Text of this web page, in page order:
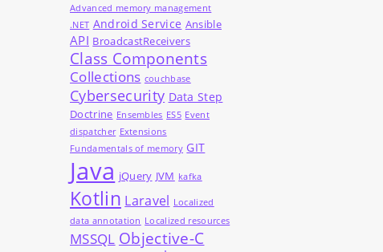
Advanced memory management
.NET Android Service Ansible
API BroadcastReceivers
Class Components
Collections couchbase
Cybersecurity Data Step
Doctrine Ensembles ES5 Event
dispatcher Extensions
Fundamentals of memory GIT
Java jQuery JVM kafka
Kotlin Laravel Localized
data annotation Localized resources
MSSQL Objective-C